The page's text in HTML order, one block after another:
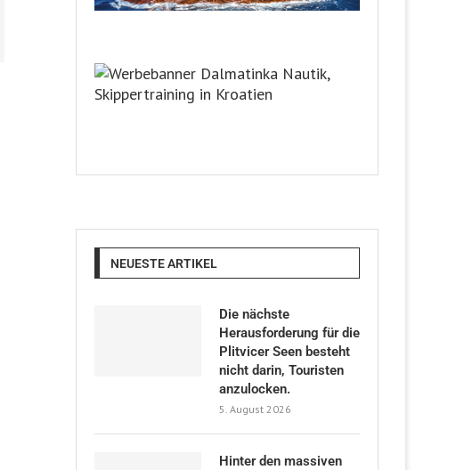
NEUESTE ARTIKEL
Die nächste
Herausforderung für die
Plitvicer Seen besteht
nicht darin, Touristen
anzulocken.
5. August 2026
Hinter den massiven